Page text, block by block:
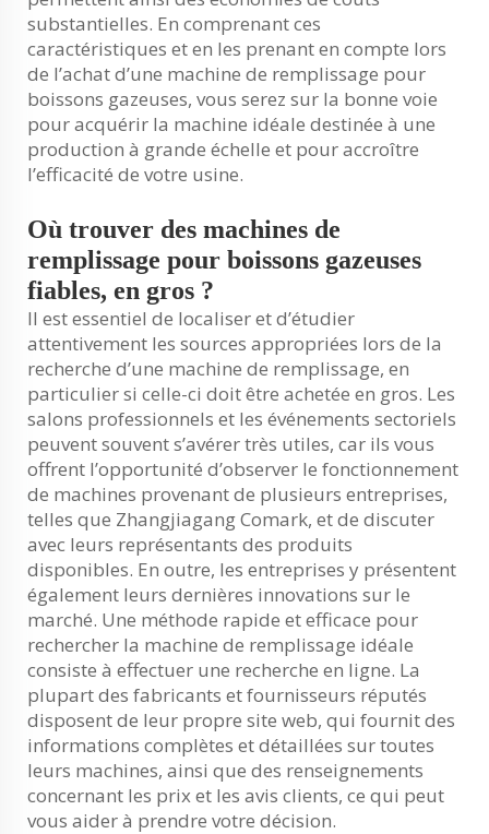
substantielles. En comprenant ces
caractéristiques et en les prenant en compte lors
de l’achat d’une machine de remplissage pour
boissons gazeuses, vous serez sur la bonne voie
pour acquérir la machine idéale destinée à une
production à grande échelle et pour accroître
l’efficacité de votre usine.
Où trouver des machines de
remplissage pour boissons gazeuses
fiables, en gros ?
Il est essentiel de localiser et d’étudier
attentivement les sources appropriées lors de la
recherche d’une machine de remplissage, en
particulier si celle-ci doit être achetée en gros. Les
salons professionnels et les événements sectoriels
peuvent souvent s’avérer très utiles, car ils vous
offrent l’opportunité d’observer le fonctionnement
de machines provenant de plusieurs entreprises,
telles que Zhangjiagang Comark, et de discuter
avec leurs représentants des produits
disponibles. En outre, les entreprises y présentent
également leurs dernières innovations sur le
marché. Une méthode rapide et efficace pour
rechercher la machine de remplissage idéale
consiste à effectuer une recherche en ligne. La
plupart des fabricants et fournisseurs réputés
disposent de leur propre site web, qui fournit des
informations complètes et détaillées sur toutes
leurs machines, ainsi que des renseignements
concernant les prix et les avis clients, ce qui peut
vous aider à prendre votre décision.